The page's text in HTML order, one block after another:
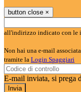
button close ×
all'indirizzo indicato con le
Non hai una e-mail
tramite la Login Spaggiari
E-mail inviata, si prega